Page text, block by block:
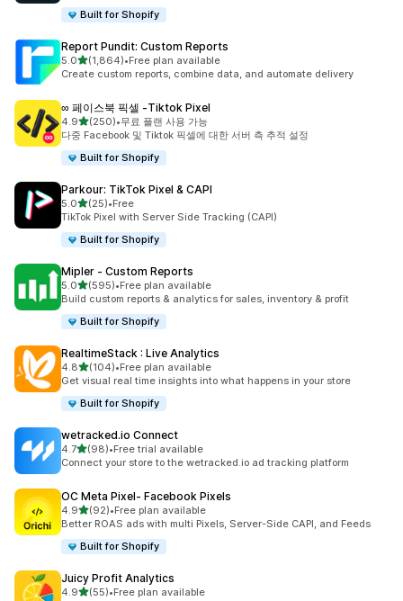
Built for Shopify
Report Pundit: Custom Reports
5.0별 5개 중
(1,864)
총 리뷰 1864개
•Free plan available
Create custom reports, combine data, and automate delivery
∞ 페이스북 픽셀 ‑Tiktok Pixel
4.9별 5개 중
(250)
총 리뷰 250개
•무료 플랜 사용 가능
다중 Facebook 및 Tiktok 픽셀에 대한 서버 측 추적 설정
Built for Shopify
Parkour: TikTok Pixel & CAPI
5.0별 5개 중
(25)
총 리뷰 25개
•Free
TikTok Pixel with Server Side Tracking (CAPI)
Built for Shopify
Mipler ‑ Custom Reports
5.0별 5개 중
(595)
총 리뷰 595개
•Free plan available
Build custom reports & analytics for sales, inventory & profit
Built for Shopify
RealtimeStack : Live Analytics
4.8별 5개 중
(104)
총 리뷰 104개
•Free plan available
Get visual real time insights into what happens in your store
Built for Shopify
wetracked.io Connect
4.7별 5개 중
(98)
총 리뷰 98개
•Free trial available
Connect your store to the wetracked.io ad tracking platform
OC Meta Pixel‑ Facebook Pixels
4.9별 5개 중
(92)
총 리뷰 92개
•Free plan available
Better ROAS ads with multi Pixels, Server-Side CAPI, and Feeds
Built for Shopify
Juicy Profit Analytics
4.9별 5개 중
(55)
총 리뷰 55개
•Free plan available